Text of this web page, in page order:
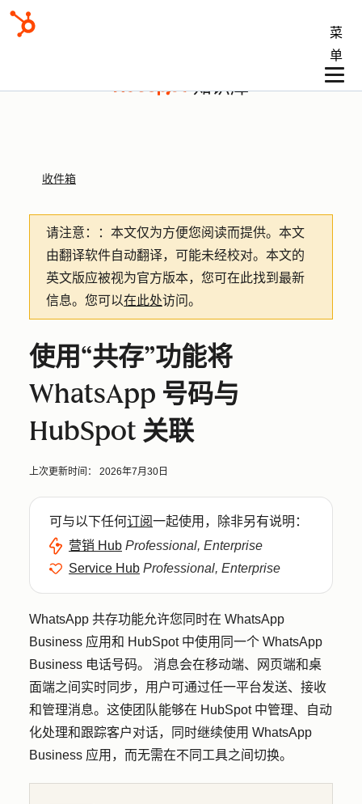
菜
单
知识库
收件箱
请注意： ：本文仅为方便您阅读而提供。 本文
由翻译软件自动翻译，可能未经校对。本文的
英文版应被视为官方版本，您可在此找到最新
信息。您可以在此处访问。
使用“共存”功能将
WhatsApp 号码与
HubSpot 关联
上次更新时间： 2026年7月30日
可与以下任何订阅一起使用，除非另有说明：
营销 Hub Professional, Enterprise
Service Hub Professional, Enterprise
WhatsApp 共存功能允许您同时在 WhatsApp
Business 应用和 HubSpot 中使用同一个 WhatsApp
Business 电话号码。 消息会在移动端、网页端和桌
面端之间实时同步，用户可通过任一平台发送、接收
和管理消息。这使团队能够在 HubSpot 中管理、自动
化处理和跟踪客户对话，同时继续使用 WhatsApp
Business 应用，而无需在不同工具之间切换。